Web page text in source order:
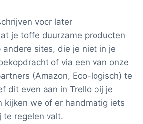
voor later
je toffe duurzame producten
andere sites, die je niet in je
of via een van onze
(Amazon, Eco-logisch) te
dit even aan in Trello bij je
kijken we of er handmatig iets
te regelen valt.